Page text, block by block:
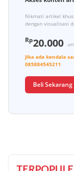
Nikmati artikel
dengan visualisasi
Rp20.000
Jika ada kendala
085884545211
Beli Sekarang